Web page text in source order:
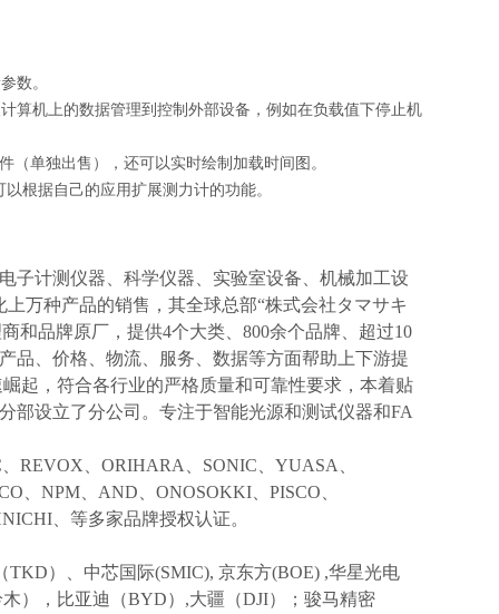
数。
算机上的数据管理到控制外部设备，例如在负载值下停止机
单独出售），还可以实时绘制加载时间图。
根据自己的应用扩展测力计的功能。
子计测仪器、科学仪器、实验室设备、机械加工设
万种产品的销售，其全球总部“株式会社タマサキ
和品牌原厂，提供4个大类、800余个品牌、超过10
品、价格、物流、服务、数据等方面帮助上下游提
起，符合各行业的严格质量和可靠性要求，本着贴
部设立了分公司。专注于智能光源和测试仪器和FA
REVOX、ORIHARA、SONIC、YUASA、
、NPM、AND、ONOSOKKI、PISCO、
、等多家品牌授权认证。
TKD）、中芯国际(SMIC), 京东方(BOE) ,华星光电
），比亚迪（BYD）,大疆（DJI）；骏马精密